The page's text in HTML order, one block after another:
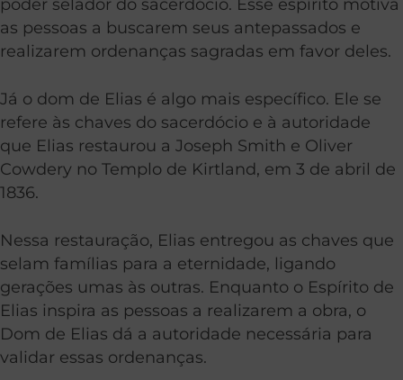
poder selador do sacerdócio. Esse espírito motiva
as pessoas a buscarem seus antepassados e
realizarem ordenanças sagradas em favor deles.
Já o dom de Elias é algo mais específico. Ele se
refere às chaves do sacerdócio e à autoridade
que Elias restaurou a Joseph Smith e Oliver
Cowdery no Templo de Kirtland, em 3 de abril de
1836.
Nessa restauração, Elias entregou as chaves que
selam famílias para a eternidade, ligando
gerações umas às outras. Enquanto o Espírito de
Elias inspira as pessoas a realizarem a obra, o
Dom de Elias dá a autoridade necessária para
validar essas ordenanças.